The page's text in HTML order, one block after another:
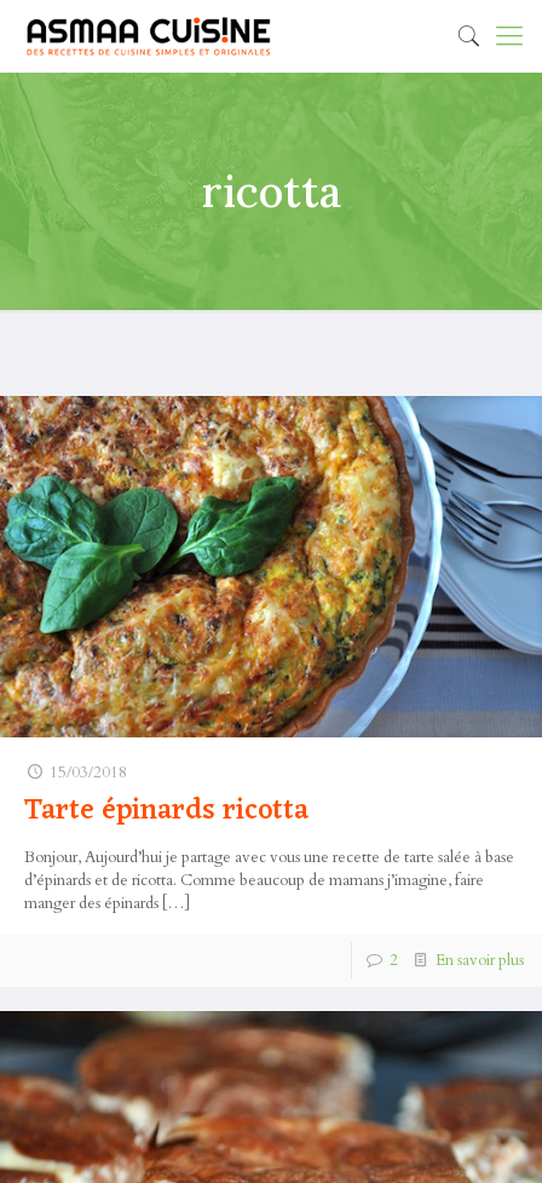
ricotta
15/03/2018
Tarte épinards ricotta
Bonjour, Aujourd’hui je partage avec vous une recette de tarte salée à base
d’épinards et de ricotta. Comme beaucoup de mamans j’imagine, faire
manger des épinards […]
2 En savoir plus